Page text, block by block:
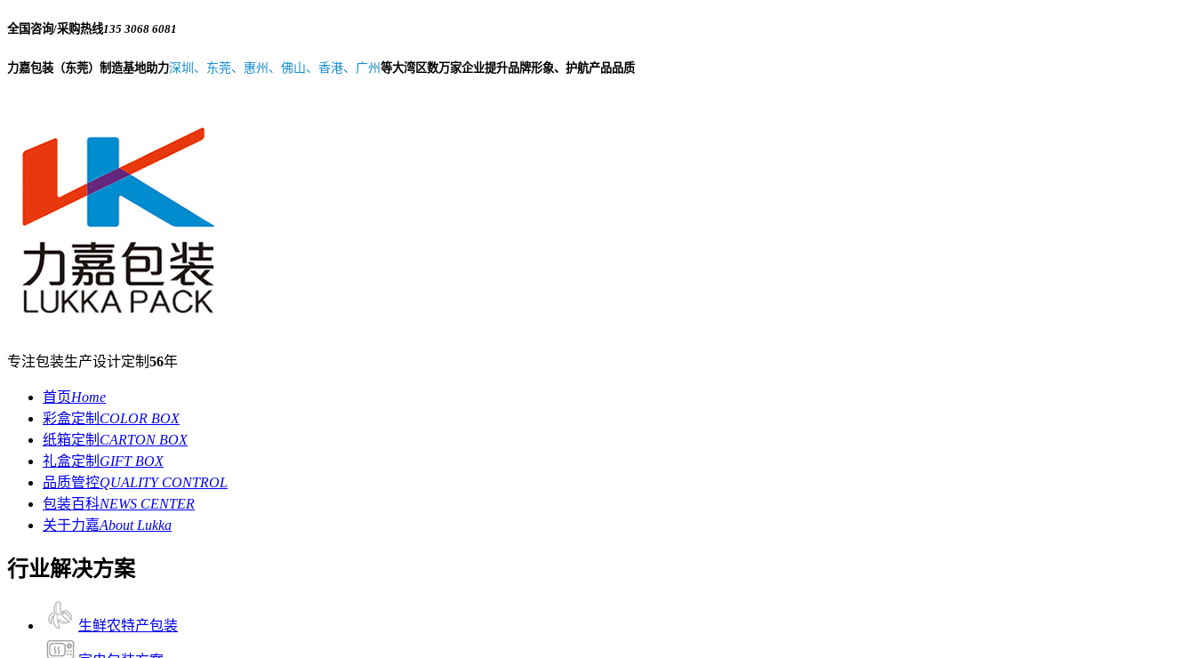
全国咨询/采购热线135 3068 6081
力嘉包装（东莞）制造基地助力深圳、东莞、惠州、佛山、香港、广州 等大湾区数万家企业提升品牌形象、护航产品品质
专注包装生产设计定制 56年
首页Home
彩盒定制 COLOR BOX
纸箱定制 CARTON BOX
礼盒定制 GIFT BOX
品质管控QUALITY CONTROL
包装百科NEWS CENTER
关于力嘉About Lukka
行业解决方案
生鲜农特产包装